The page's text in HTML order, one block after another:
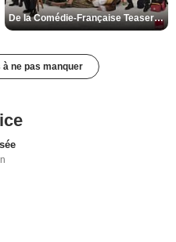
De la Comédie-Française Teaser VF
ne pas manquer